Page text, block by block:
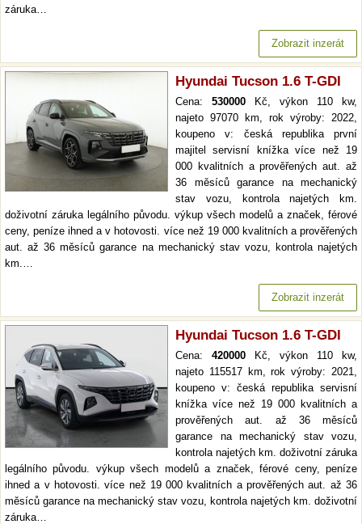
záruka…
Zobrazit inzerát
Hyundai Tucson 1.6 T-GDI
Cena: 530000 Kč, výkon 110 kw,
najeto 97070 km, rok výroby: 2022,
koupeno v: česká republika první
majitel servisní knížka více než 19
000 kvalitních a prověřených aut. až
36 měsíců garance na mechanický
stav vozu, kontrola najetých km.
doživotní záruka legálního původu. výkup všech modelů a značek, férové
ceny, peníze ihned a v hotovosti. více než 19 000 kvalitních a prověřených
aut. až 36 měsíců garance na mechanický stav vozu, kontrola najetých
km.…
Zobrazit inzerát
Hyundai Tucson 1.6 T-GDI
Cena: 420000 Kč, výkon 110 kw,
najeto 115517 km, rok výroby: 2021,
koupeno v: česká republika servisní
knížka více než 19 000 kvalitních a
prověřených aut. až 36 měsíců
garance na mechanický stav vozu,
kontrola najetých km. doživotní záruka
legálního původu. výkup všech modelů a značek, férové ceny, peníze
ihned a v hotovosti. více než 19 000 kvalitních a prověřených aut. až 36
měsíců garance na mechanický stav vozu, kontrola najetých km. doživotní
záruka…